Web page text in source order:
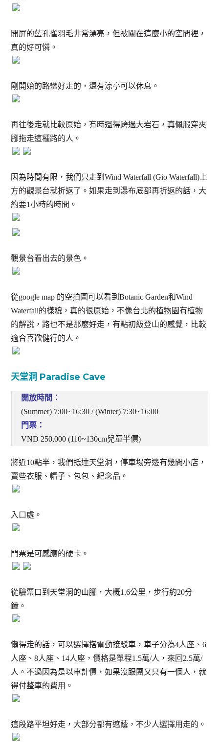
開屏的藍孔雀羽毛非常漂亮，但被關在這麼小的空間裡，
真的好可憐。
剛開始的路蠻好走的，還有涼亭可以休息。
再往後走就比較原始，有時還得跨過大岩石，真佩服穿夾
腳拖走這種路的人。
因為時間有限，我們只走到Wind Waterfall (Gio Waterfall)上
方的觀景台就折返了。如果走到瀑布底部再折返的話，大
約要1小時的時間。
觀景台看出去的景色。
從google map 的空拍圖可以看到Botanic Garden和Wind
Waterfall的樣貌，真的很原始，不像台北的植物園有植物
的解說，路也不是那麼好走，有點初級登山的感覺，比較
適合喜歡健行的人。
天堂洞 Paradise Cave
開放時間：
(Summer) 7:00~16:30 / (Winter) 7:30~16:00
門票：
VND 250,000 (110~130cm兒童半價)
將近10點半，我們抵達天堂洞，停車場旁邊有幾間小店，
賣些衣服、帽子、包包、紀念品。
入口處。
門票是可感應的硬卡。
從驗票口到天堂洞的山腳，大概1.6公里，步行約20分
鐘。
懶得走的話，可以選擇搭電動接駁車，車子分為4人座、6
人座、8人座、14人座，價格是單程1.5萬/人，來回2.5萬/
人。不過因為是以車計價，如果沒跟團又只有一個人，就
得付整車的費用。
這段路平坦好走，大部分都有遮蔭，不少人選擇用走的。